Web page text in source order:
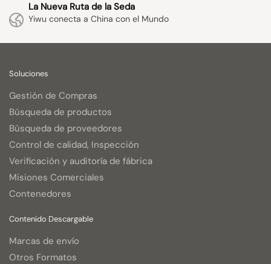
La Nueva Ruta de la Seda
Yiwu conecta a China con el Mundo
Soluciones
Gestión de Compras
Búsqueda de productos
Búsqueda de proveedores
Control de calidad, Inspección
Verificación y auditoría de fábrica
Misiones Comerciales
Contenedores
Contenido Descargable
Marcas de envío
Otros Formatos